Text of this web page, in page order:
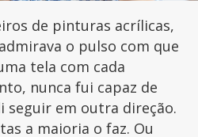
de pinturas acrílicas,
o pulso com que
tela com cada
nunca fui capaz de
seguir em outra direção.
a maioria o faz. Ou